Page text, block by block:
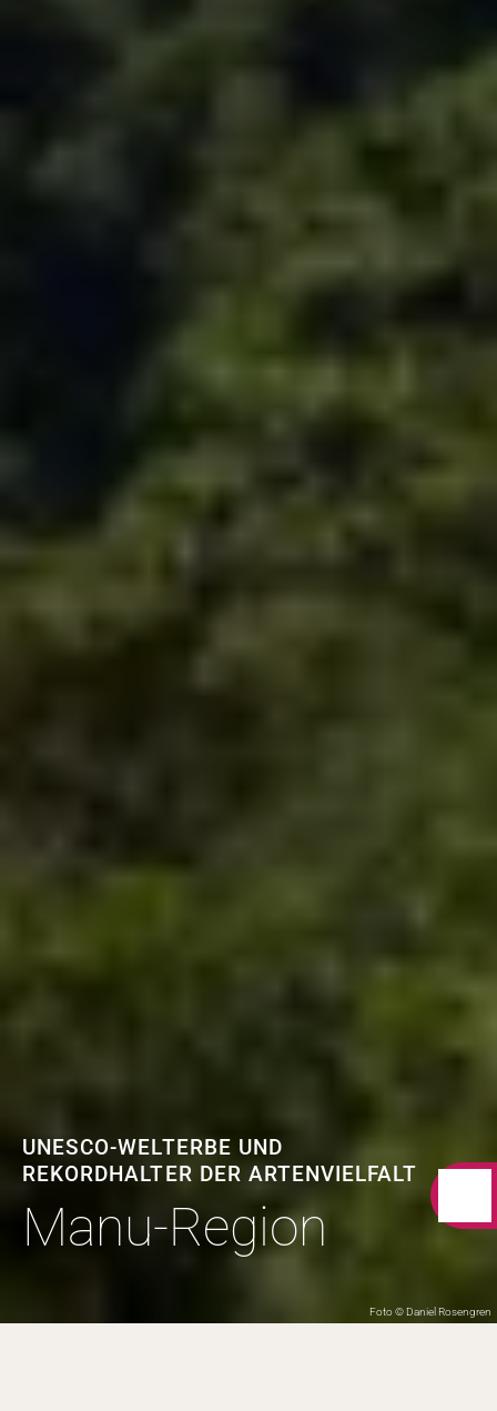
Foto © Daniel Rosengren
UNESCO-WELTERBE UND
REKORDHALTER DER ARTENVIELFALT
Manu-Region